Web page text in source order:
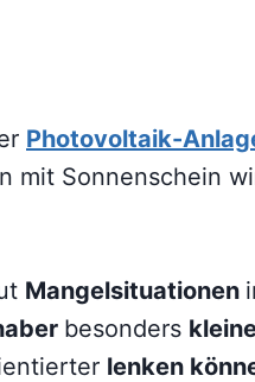
Photovoltaik-
mit Sonnenschein
Mangelsituationen
besonders
lenken